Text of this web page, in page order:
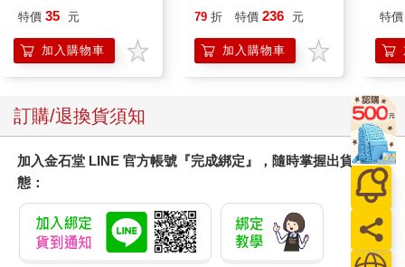
特價 35 元
加入購物車
成為圖書管理員不擇手
79 折 特價 236 元
加入購物車
特價
訂購/退換貨須知
加入金石堂 LINE 官方帳號『完成綁定』，隨時掌握出貨動
態：